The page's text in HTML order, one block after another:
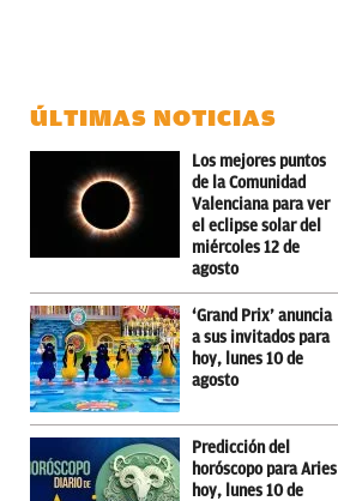
ÚLTIMAS NOTICIAS
Los mejores puntos
de la Comunidad
Valenciana para ver
el eclipse solar del
miércoles 12 de
agosto
‘Grand Prix’ anuncia
a sus invitados para
hoy, lunes 10 de
agosto
Predicción del
horóscopo para Aries
hoy, lunes 10 de